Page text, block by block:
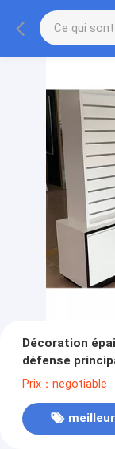
Décoration
défense
téléphone
Prix：negotiable